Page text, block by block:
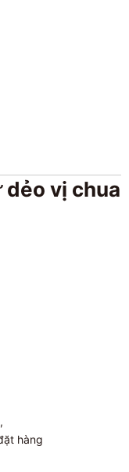
dẻo vị chua
lượng
hàng